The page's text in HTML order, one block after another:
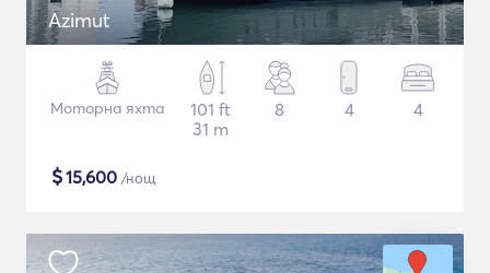
Azimut
Моторна яхта
101 ft
31 m
8 4 4
$15,600 /нощ